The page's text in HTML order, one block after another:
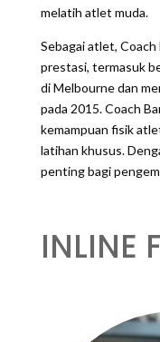
melatih atlet muda.
Sebagai atlet,
prestasi, termasuk
di Melbourne dan
pada 2015. Coach
kemampuan fisik
latihan khusus.
penting bagi
INLINE